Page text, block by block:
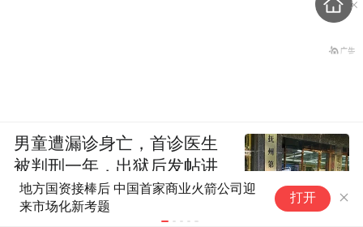
长征八号甲遥十运载火箭成功发
射
打开
男童遭漏诊身亡，首诊医生
被判刑一年，出狱后发帖讲
述接诊经过